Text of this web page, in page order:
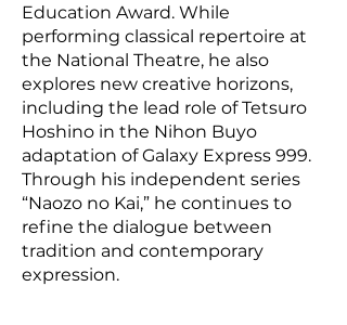
Education Award. While
performing classical repertoire at
the National Theatre, he also
explores new creative horizons,
including the lead role of Tetsuro
Hoshino in the Nihon Buyo
adaptation of Galaxy Express 999.
Through his independent series
“Naozo no Kai,” he continues to
refine the dialogue between
tradition and contemporary
expression.